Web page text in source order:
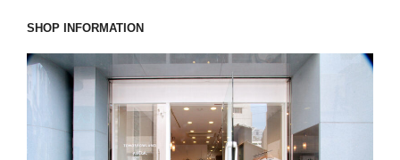
倒
に
い
コ
SHOP INFORMATION